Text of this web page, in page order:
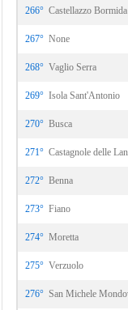
266° Castellazzo Bormida
267° None
268° Vaglio Serra
269° Isola Sant'Antonio
270° Busca
271° Castagnole delle
272° Benna
273° Fiano
274° Moretta
275° Verzuolo
276° San Michele